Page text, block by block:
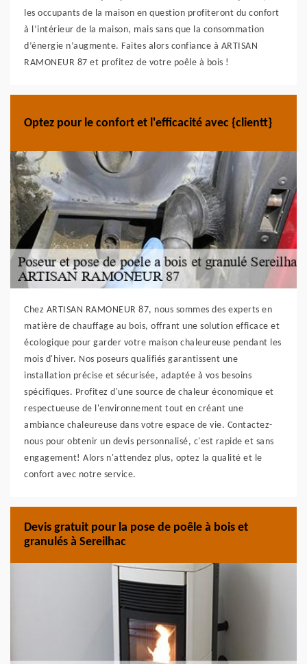
les occupants de la maison en question profiteront du confort
à l’intérieur de la maison, mais sans que la consommation
d’énergie n’augmente. Faites alors confiance à ARTISAN
RAMONEUR 87 et profitez de votre poêle à bois !
Optez pour le confort et l'efficacité avec {clientt}
Chez ARTISAN RAMONEUR 87, nous sommes des experts en
matière de chauffage au bois, offrant une solution efficace et
écologique pour garder votre maison chaleureuse pendant les
mois d'hiver. Nos poseurs qualifiés garantissent une
installation précise et sécurisée, adaptée à vos besoins
spécifiques. Profitez d'une source de chaleur économique et
respectueuse de l'environnement tout en créant une
ambiance chaleureuse dans votre espace de vie. Contactez-
nous pour obtenir un devis personnalisé, c'est rapide et sans
engagement! Alors n'attendez plus, optez la qualité et le
confort avec notre service.
Devis gratuit pour la pose de poêle à bois et
granulés à Sereilhac